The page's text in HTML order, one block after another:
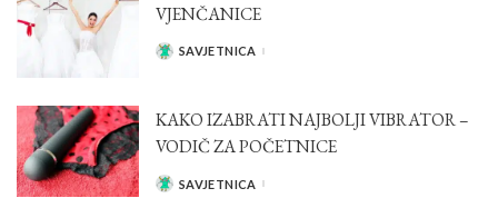
VJENČANICE
POSTED
SAVJETNICA
KAKO IZABRATI NAJBOLJI VIBRATOR –
VODIČ ZA POČETNICE
POSTED
SAVJETNICA